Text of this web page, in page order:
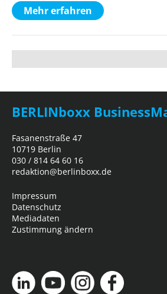
Mehr erfahren
BERLINboxx
Fasanenstraße 47
10719 Berlin
030 / 814 64 60 16
redaktion@berlinboxx.de
Impressum
Datenschutz
Mediadaten
Zustimmung ändern